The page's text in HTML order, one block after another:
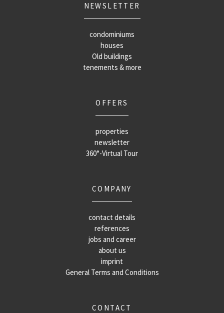
NEWSLETTER
condominiums
houses
Old buildings
tenements & more
OFFERS
properties
newsletter
360°-Virtual Tour
COMPANY
contact details
references
jobs and career
about us
imprint
General Terms and Conditions
CONTACT